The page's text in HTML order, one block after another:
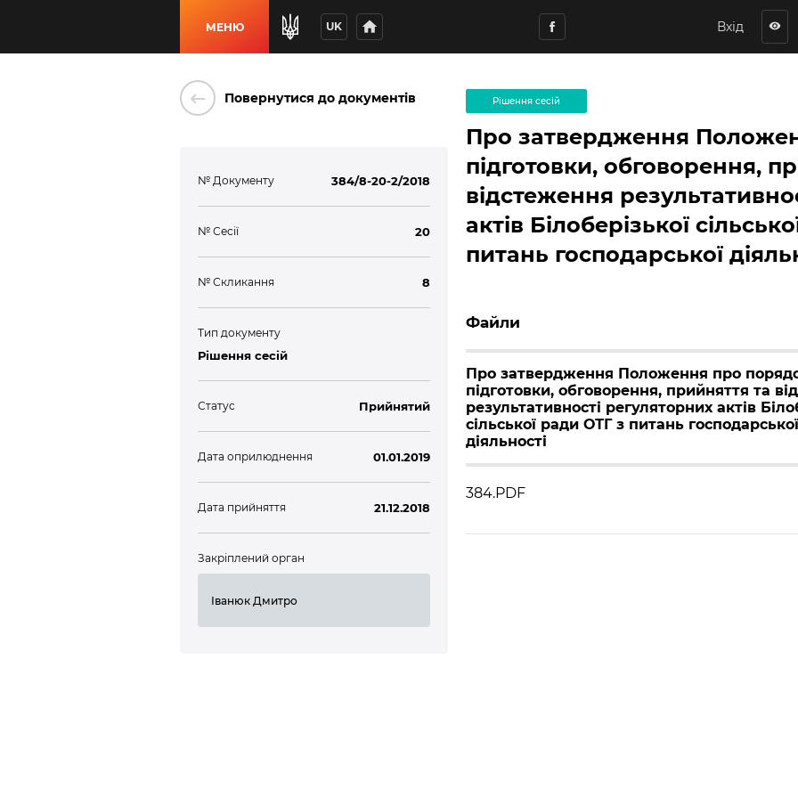
МЕНЮ UK home Вхід visibility
keyboard_backspace Повернутися до документів
№ Документу 384/8-20-2/2018
№ Сесії 20
№ Скликання 8
Тип документу
Рішення сесій
Статус Прийнятий
Дата оприлюднення 01.01.2019
Дата прийняття 21.12.2018
Закріплений орган
Іванюк Дмитро
Рішення сесій
Про затвердження
підготовки, обговорення,
відстеження
актів Білоберізької
питань господарської
Файли
Про затвердження Положення про
підготовки, обговорення, прийняття та
результативності регуляторних актів
сільської ради ОТГ з питань господарської
діяльності
384.PDF